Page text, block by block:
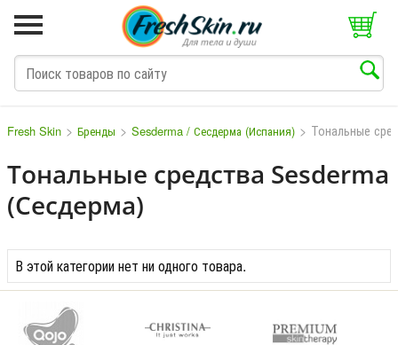
Fresh Skin > Бренды > Sesderma / Сесдерма (Испания) > Тональные
Тональные средства Sesderma
(Сесдерма)
В этой категории нет ни одного товара.
M N O P Q